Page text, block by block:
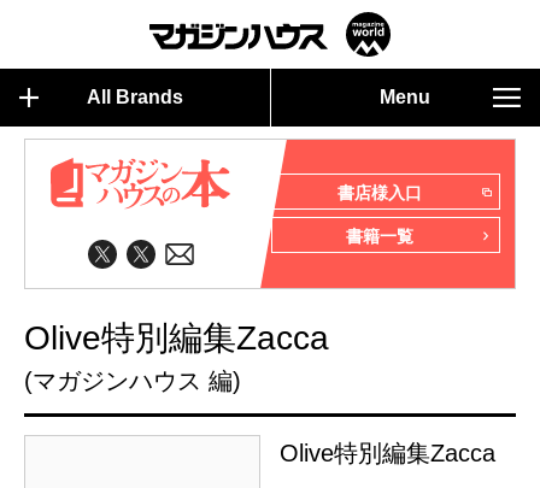
All Brands Menu
書店様入口
書籍一覧
Olive特別編集Zacca
(マガジンハウス 編)
Olive特別編集Zacca